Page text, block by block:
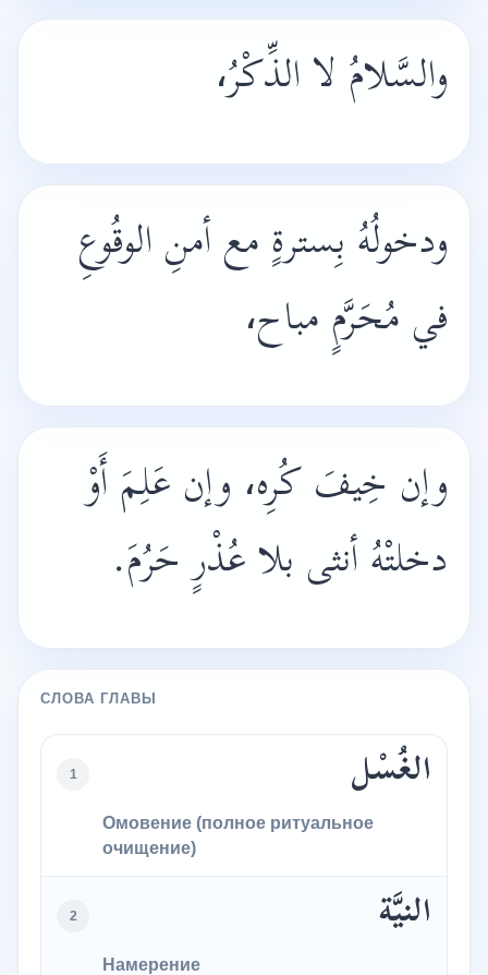
والسَّلامُ لا الذِّكْرُ،
ودخولُهُ بِسترةٍ مع أمنِ الوقُوعِ
في مُحَرَّمٍ مباح،
وإن خِيفَ كُرِه، وإن عَلِمَ أَوْ
دخلتْهُ أنثى بلا عُذْرٍ حَرُمَ.
СЛОВА ГЛАВЫ
1 الغُسْل
Омовение (полное ритуальное
очищение)
2 النيَّة
Намерение